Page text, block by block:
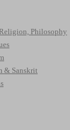
Philosophy
& Sanskrit